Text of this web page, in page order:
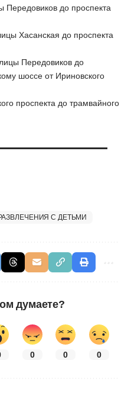
Передовиков до проспекта
Хасанская до проспекта
Передовиков до
шоссе от Ириновского
проспекта до трамвайного
С ДЕТЬМИ
думаете?
0 0 0